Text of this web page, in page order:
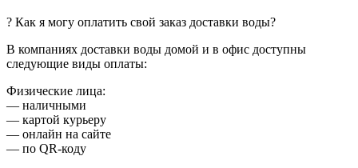
? Как я могу оплатить свой заказ доставки воды?
В компаниях доставки воды домой и в офис доступны
следующие виды оплаты:
Физические лица:
— наличными
— картой курьеру
— онлайн на сайте
— по QR-коду